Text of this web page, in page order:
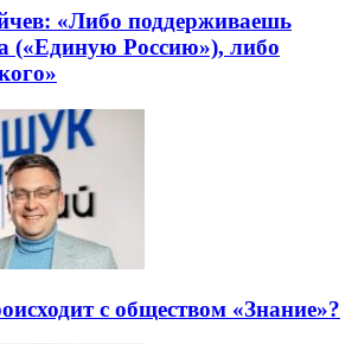
«Либо поддерживаешь
(«Единую Россию»), либо
с обществом «Знание»?